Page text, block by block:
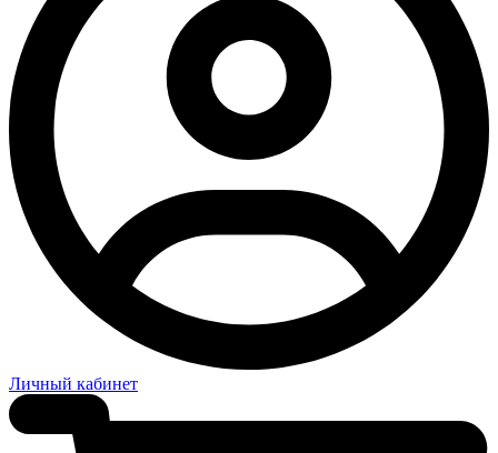
Личный кабинет